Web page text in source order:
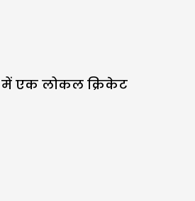
में एक लोकल क्रिकेट